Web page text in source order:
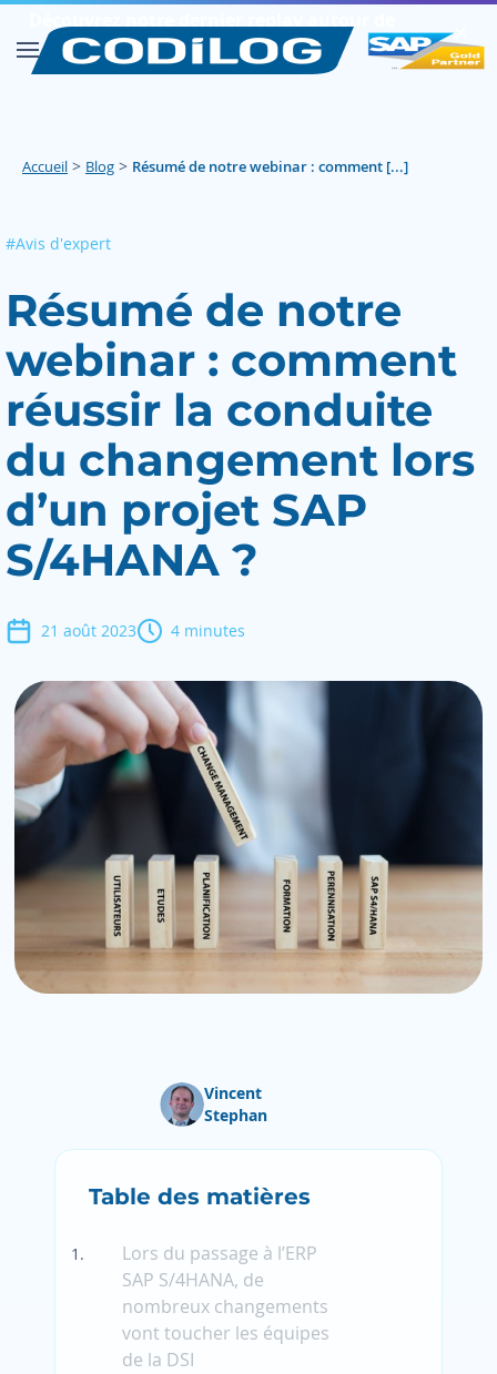
SAP FIORI Découvrir ✕︎
Accueil > Blog > Résumé de notre webinar : comment [...]
#Avis d'expert
Résumé de notre
webinar : comment
réussir la conduite
du changement lors
d’un projet SAP
S/4HANA ?
21 août 2023 4 minutes
Vincent
Stephan
Table des matières
Lors du passage à l’ERP
SAP S/4HANA, de
nombreux changements
vont toucher les équipes
de la DSI